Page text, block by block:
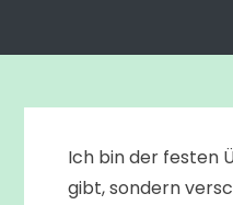
Ich bin der festen
gibt, sondern